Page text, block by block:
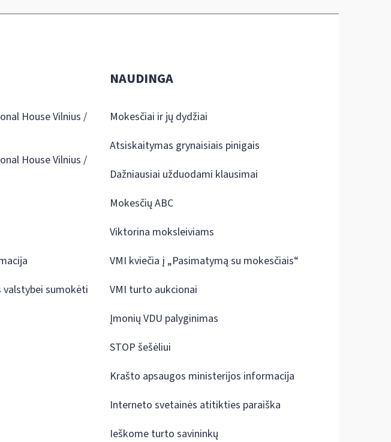
House Vilnius /
House Vilnius /
valstybei sumokėti
NAUDINGA
Mokesčiai ir jų dydžiai
Atsiskaitymas grynaisiais pinigais
Dažniausiai užduodami klausimai
Mokesčių ABC
Viktorina moksleiviams
VMI kviečia į „Pasimatymą su mokesčiais“
VMI turto aukcionai
Įmonių VDU palyginimas
STOP šešėliui
Krašto apsaugos ministerijos informacija
Interneto svetainės atitikties paraiška
Ieškome turto savininkų